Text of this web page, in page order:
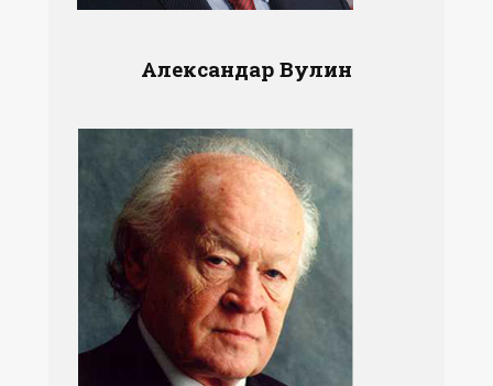
Александар Вулин